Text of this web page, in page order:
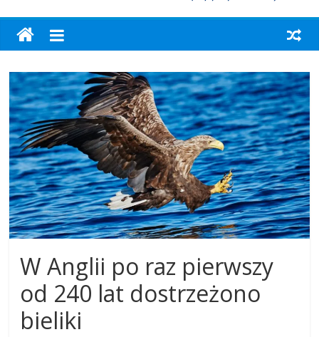
W Anglii po raz pierwszy
od 240 lat dostrzeżono
bieliki